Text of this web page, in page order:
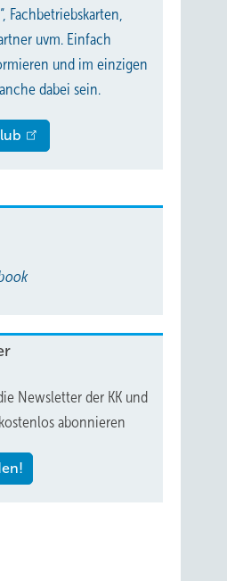
Fachbetriebskarten,
uvm. Einfach
und im einzigen
dabei sein.
Newsletter der KK und
abonnieren